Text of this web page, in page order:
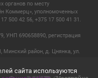
органов по месту
Коммерц», уполномоченных
500 42 56, +375 17 500 41 31.
УНП 690658890, регистрация
район, д. Цнянка, ул.
сайта используются